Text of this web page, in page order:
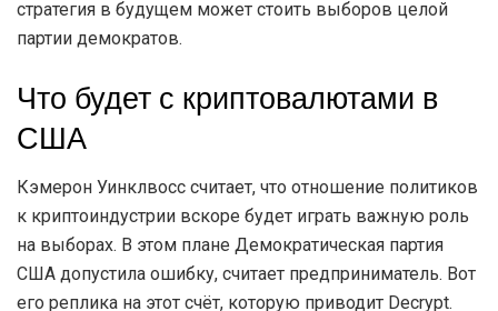
стратегия в будущем может стоить выборов целой
партии демократов.
Что будет с криптовалютами в
США
Кэмерон Уинклвосс считает, что отношение политиков
к криптоиндустрии вскоре будет играть важную роль
на выборах. В этом плане Демократическая партия
США допустила ошибку, считает предприниматель. Вот
его реплика на этот счёт, которую приводит Decrypt.